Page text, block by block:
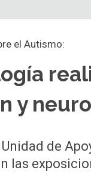
el Autismo:
y
de
las